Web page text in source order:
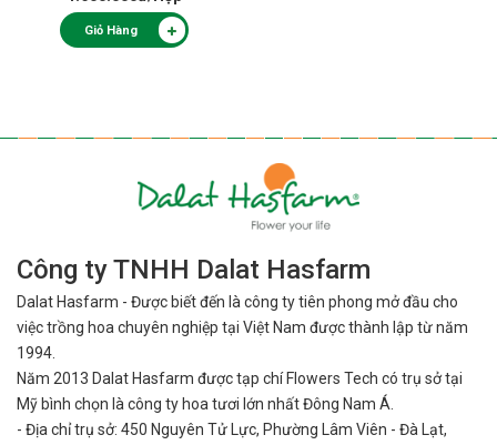
Giỏ Hàng
Công ty TNHH Dalat Hasfarm
Dalat Hasfarm - Được biết đến là công ty tiên phong mở đầu cho
việctrồng hoa chuyên nghiệp tại Việt Nam được thành lập từ năm
1994.
Năm 2013 Dalat Hasfarm được tạp chí Flowers Tech có trụ sở tại
Mỹ bình chọn là công ty hoa tươi lớn nhất Đông Nam Á.
- Địa chỉ trụ sở: 450 Nguyên Tử Lực, Phường Lâm Viên - Đà Lạt,